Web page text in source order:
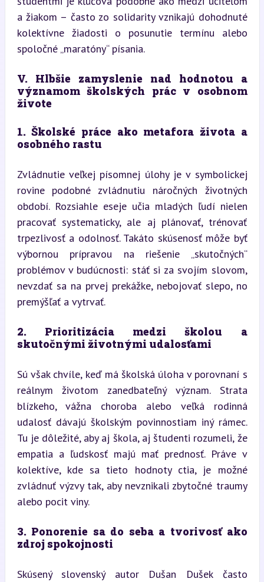
a žiakom – často zo solidarity vznikajú dohodnuté
kolektívne žiadosti o posunutie termínu alebo
spoločné „maratóny“ písania.
V. Hlbšie zamyslenie nad hodnotou a
významom školských prác v osobnom
živote
1. Školské práce ako metafora života a
osobného rastu
Zvládnutie veľkej písomnej úlohy je v symbolickej
rovine podobné zvládnutiu náročných životných
období. Rozsiahle eseje učia mladých ľudí nielen
pracovať systematicky, ale aj plánovať, trénovať
trpezlivosť a odolnosť. Takáto skúsenosť môže byť
výbornou prípravou na riešenie „skutočných“
problémov v budúcnosti: stáť si za svojím slovom,
nevzdať sa na prvej prekážke, nebojovať slepo, no
premýšľať a vytrvať.
2. Prioritizácia medzi školou a
skutočnými životnými udalosťami
Sú však chvíle, keď má školská úloha v porovnaní s
reálnym životom zanedbateľný význam. Strata
blízkeho, vážna choroba alebo veľká rodinná
udalosť dávajú školským povinnostiam iný rámec.
Tu je dôležité, aby aj škola, aj študenti rozumeli, že
empatia a ľudskosť majú mať prednosť. Práve v
kolektíve, kde sa tieto hodnoty ctia, je možné
zvládnuť výzvy tak, aby nevznikali zbytočné traumy
alebo pocit viny.
3. Ponorenie sa do seba a tvorivosť ako
zdroj spokojnosti
Skúsený slovenský autor Dušan Dušek často